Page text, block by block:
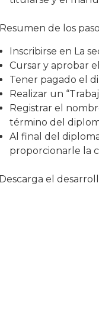
de los
Inscribirse en La
Cursar y aprobar
Tener pagado el
Realizar un
Registrar el
término del
Al final del
proporcionarle la
el